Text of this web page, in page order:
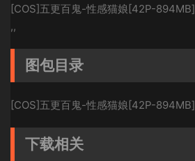
[COS]五更百鬼-性感猫娘[42P-894MB]
,,
图包目录
[COS]五更百鬼-性感猫娘[42P-894MB]
下载相关